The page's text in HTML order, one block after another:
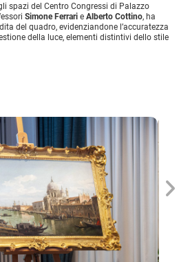
spazi del Centro Congressi di Palazzo
Simone Ferrari e Alberto Cottino, ha
del quadro, evidenziandone l’accuratezza
della luce, elementi distintivi dello stile